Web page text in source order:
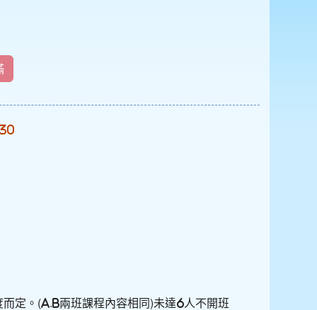
定。(A.B兩班課程內容相同)未達6人不開班